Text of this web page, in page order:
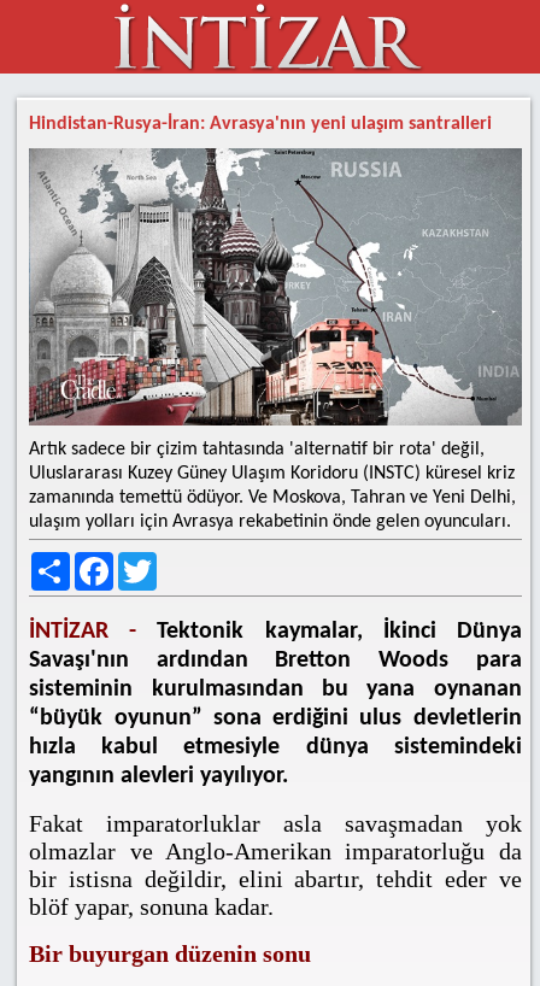
Hindistan-Rusya-İran: Avrasya'nın yeni ulaşım santralleri
Artık sadece bir çizim tahtasında 'alternatif bir rota' değil,
Uluslararası Kuzey Güney Ulaşım Koridoru (INSTC) küresel kriz
zamanında temettü ödüyor. Ve Moskova, Tahran ve Yeni Delhi,
ulaşım yolları için Avrasya rekabetinin önde gelen oyuncuları.
Share Facebook
İNTİZAR -
Tektonik kaymalar, İkinci Dünya
Savaşı'nın ardından Bretton Woods para
sisteminin kurulmasından bu yana oynanan
“büyük oyunun” sona erdiğini ulus devletlerin
hızla kabul etmesiyle dünya sistemindeki
yangının alevleri yayılıyor.
Fakat imparatorluklar asla savaşmadan yok
olmazlar ve Anglo-Amerikan imparatorluğu da
bir istisna değildir, elini abartır, tehdit eder ve
blöf yapar, sonuna kadar.
Bir buyurgan düzenin sonu